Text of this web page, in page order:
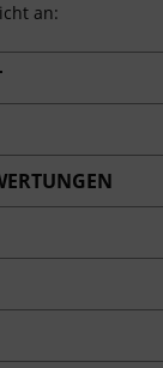
an: